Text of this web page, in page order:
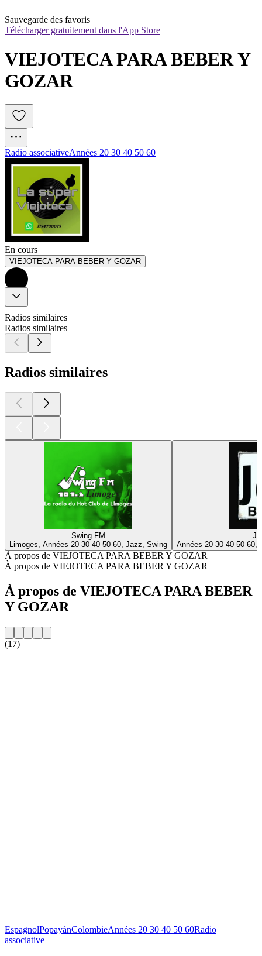
Sauvegarde des favoris
Télécharger gratuitement dans l'App Store
VIEJOTECA PARA BEBER Y
GOZAR
Radio associativeAnnées 20 30 40 50 60
En cours
VIEJOTECA PARA BEBER Y GOZAR
Radios similaires
Radios similaires
Radios similaires
Swing FM
Limoges, Années 20 30 40 50 60, Jazz, Swing
Années 20 30 40 50 60,
À propos de VIEJOTECA PARA BEBER Y GOZAR
À propos de VIEJOTECA PARA BEBER Y GOZAR
À propos de VIEJOTECA PARA BEBER
Y GOZAR
(17)
EspagnolPopayánColombieAnnées 20 30 40 50 60Radio
associative